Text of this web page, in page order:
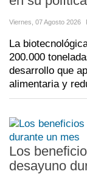
Viernes, 07 Agosto 2026
La
200.000
desarrollo que
alimentaria y
Los
desayuno